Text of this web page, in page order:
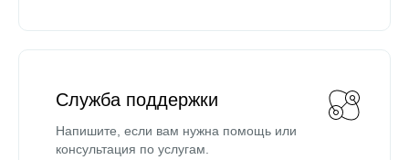
Служба поддержки
Напишите, если вам нужна помощь или
консультация по услугам.